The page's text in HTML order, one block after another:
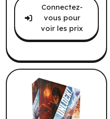
Connectez-
vous pour
voir les prix